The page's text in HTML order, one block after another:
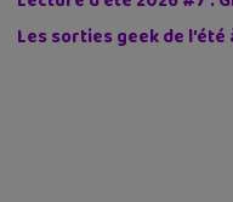
Les sorties geek de